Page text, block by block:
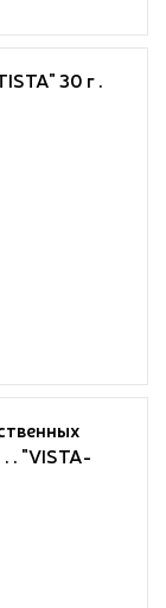
30 г .
. "VISTA-